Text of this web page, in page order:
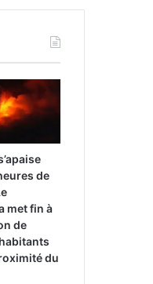
de
met fin à
de
du